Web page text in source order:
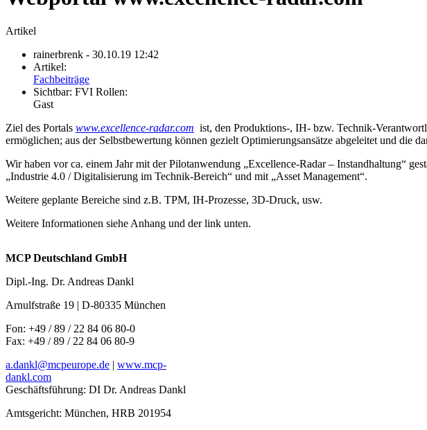
Artikel
rainerbrenk - 30.10.19 12:42
Artikel:
Fachbeiträge
Sichtbar: FVI Rollen:
Gast
Ziel des Portals www.excellence-radar.com ist, den Produktions-, IH- bzw. Technik-
ermöglichen; aus der Selbstbewertung können gezielt Optimierungsansätze abgeleitet und die
Wir haben vor ca. einem Jahr mit der Pilotanwendung „Excellence-Radar – Instandhaltung“
„Industrie 4.0 / Digitalisierung im Technik-Bereich“ und mit „Asset Management“.
Weitere geplante Bereiche sind z.B. TPM, IH-Prozesse, 3D-Druck, usw.
Weitere Informationen siehe Anhang und der link unten.
MCP Deutschland GmbH
Dipl.-Ing. Dr. Andreas Dankl
Arnulfstraße 19 | D-80335 München
Fon: +49 / 89 / 22 84 06 80-0
Fax: +49 / 89 / 22 84 06 80-9
a.dankl@mcpeurope.de | www.mcp-
dankl.com
Geschäftsführung: DI Dr. Andreas Dankl
Amtsgericht: München, HRB 201954